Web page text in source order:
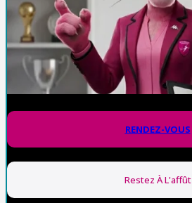
RENDEZ-VOUS
Restez À L'affût